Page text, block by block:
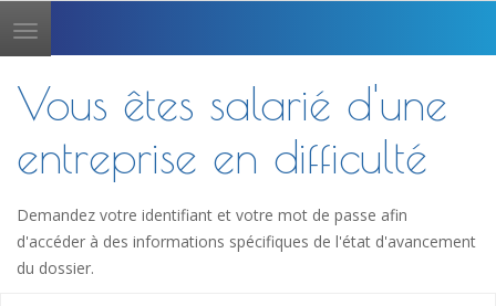
Toggle
navigation
Vous êtes salarié d'une
entreprise en difficulté
Demandez votre identifiant et votre mot de passe afin
d'accéder à des informations spécifiques de l'état d'avancement
du dossier.